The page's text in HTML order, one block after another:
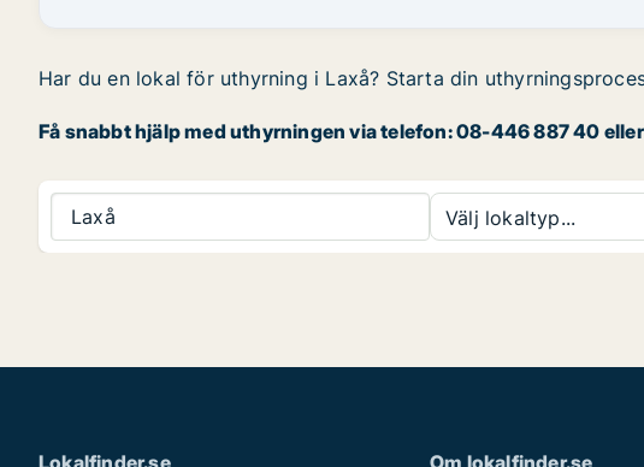
Har du en lokal för uthyrning i Laxå? Starta din
Få snabbt hjälp med uthyrningen via telefon: 08-446 887 40
Laxå Välj lokaltyp...
Lokalfinder.se Om lokalfinder.se